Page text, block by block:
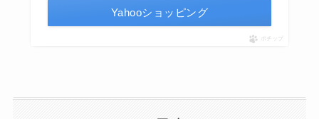
Yahooショッピング
ポチップ